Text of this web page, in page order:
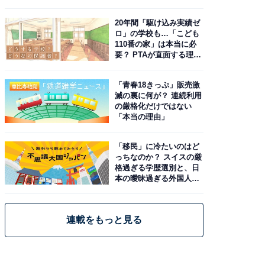
20年間「駆け込み実績ゼ
ロ」の学校も…「こども
110番の家」は本当に必
要？ PTAが直面する理想
「青春18きっぷ」販売激
減の裏に何が？ 連続利用
の厳格化だけではない
「本当の理由」
「移民」に冷たいのはど
っちなのか？ スイスの厳
格過ぎる学歴選別と、日
本の曖昧過ぎる外国人政
連載をもっと見る